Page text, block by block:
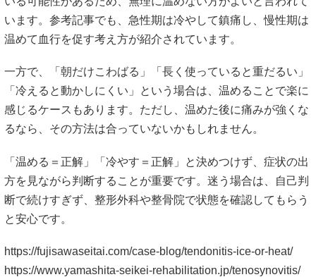
います。参考記事でも、急性期は冷やして鎮痛し、慢性期は
温めて血行を促す考え方が紹介されています。
一方で、「朝だけこわばる」「長く使っていると重だるい」
「冷えると動かしにくい」という場合は、温めることで楽に
感じるケースもあります。ただし、温めた後に痛みが強くな
るなら、その方法は合っていないかもしれません。
「温める＝正解」「冷やす＝正解」と決めつけず、症状の出
方を見ながら判断することが重要です。迷う場合は、自己判
断で続けすぎず、整形外科や整骨院で状態を確認してもらう
と安心です。
https://fujisawaseitai.com/case-blog/tendonitis-ice-or-heat/
https://www.yamashita-seikei-rehabilitation.jp/tenosynovitis/